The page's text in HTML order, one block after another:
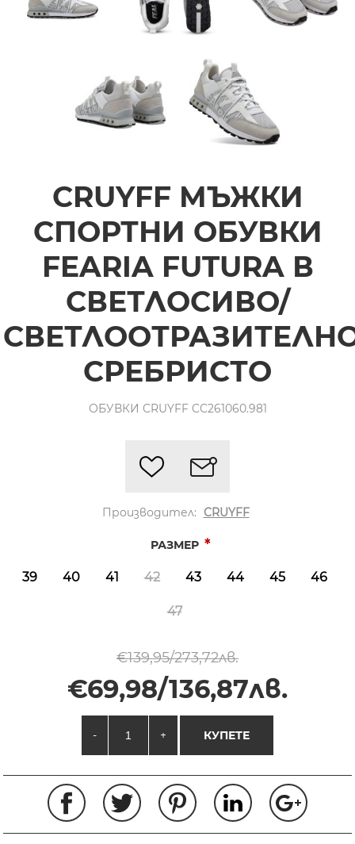
CRUYFF МЪЖКИ
СПОРТНИ ОБУВКИ
FEARIA FUTURA В
СВЕТЛОСИВО/
СРЕБРИСТО
ОБУВКИ CRUYFF CC261060.981
Производител: CRUYFF
РАЗМЕР *
39 40 41 42 43 44 45 46
47
€139,95/273,72лв.
€69,98/136,87лв.
- + КУПЕТЕ